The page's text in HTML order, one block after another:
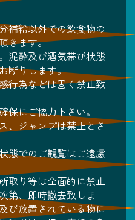
補給以外での飲食物の
きます。
泥酔及び酒気帯び状態
断りします。
行為などは固く禁止致
にご協力下さい。
、ジャンプは禁止とさ
態でのご観覧はご遠慮
取り等は全面的に禁止
第、即時撤去致しま
び放置されている物に